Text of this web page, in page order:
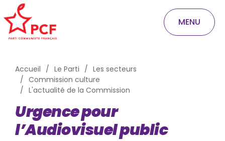
MENU
Accueil Le Parti
Les secteurs
Commission culture
L'actualité de la Commission
Urgence pour
l’Audiovisuel public